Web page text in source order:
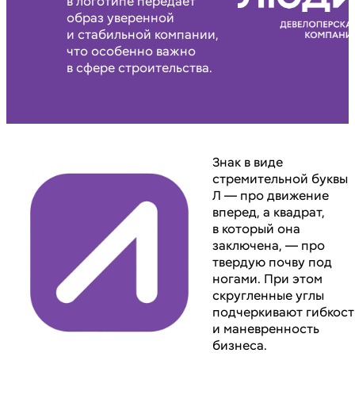
образ уверенной
и стабильной компании,
что особенно важно
в сфере строительства.
Знак в виде
стремительной буквы
Л — про движение
вперед, а квадрат,
в который она
заключена, — про
твердую почву под
ногами. При этом
скругленные углы
подчеркивают
и маневренность
бизнеса.